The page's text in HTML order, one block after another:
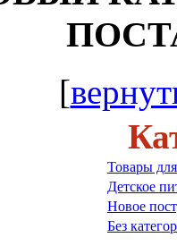
[
Товары
Детское
Новое
Без